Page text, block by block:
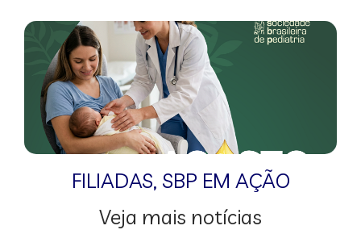
FILIADAS, SBP EM AÇÃO
Veja mais notícias